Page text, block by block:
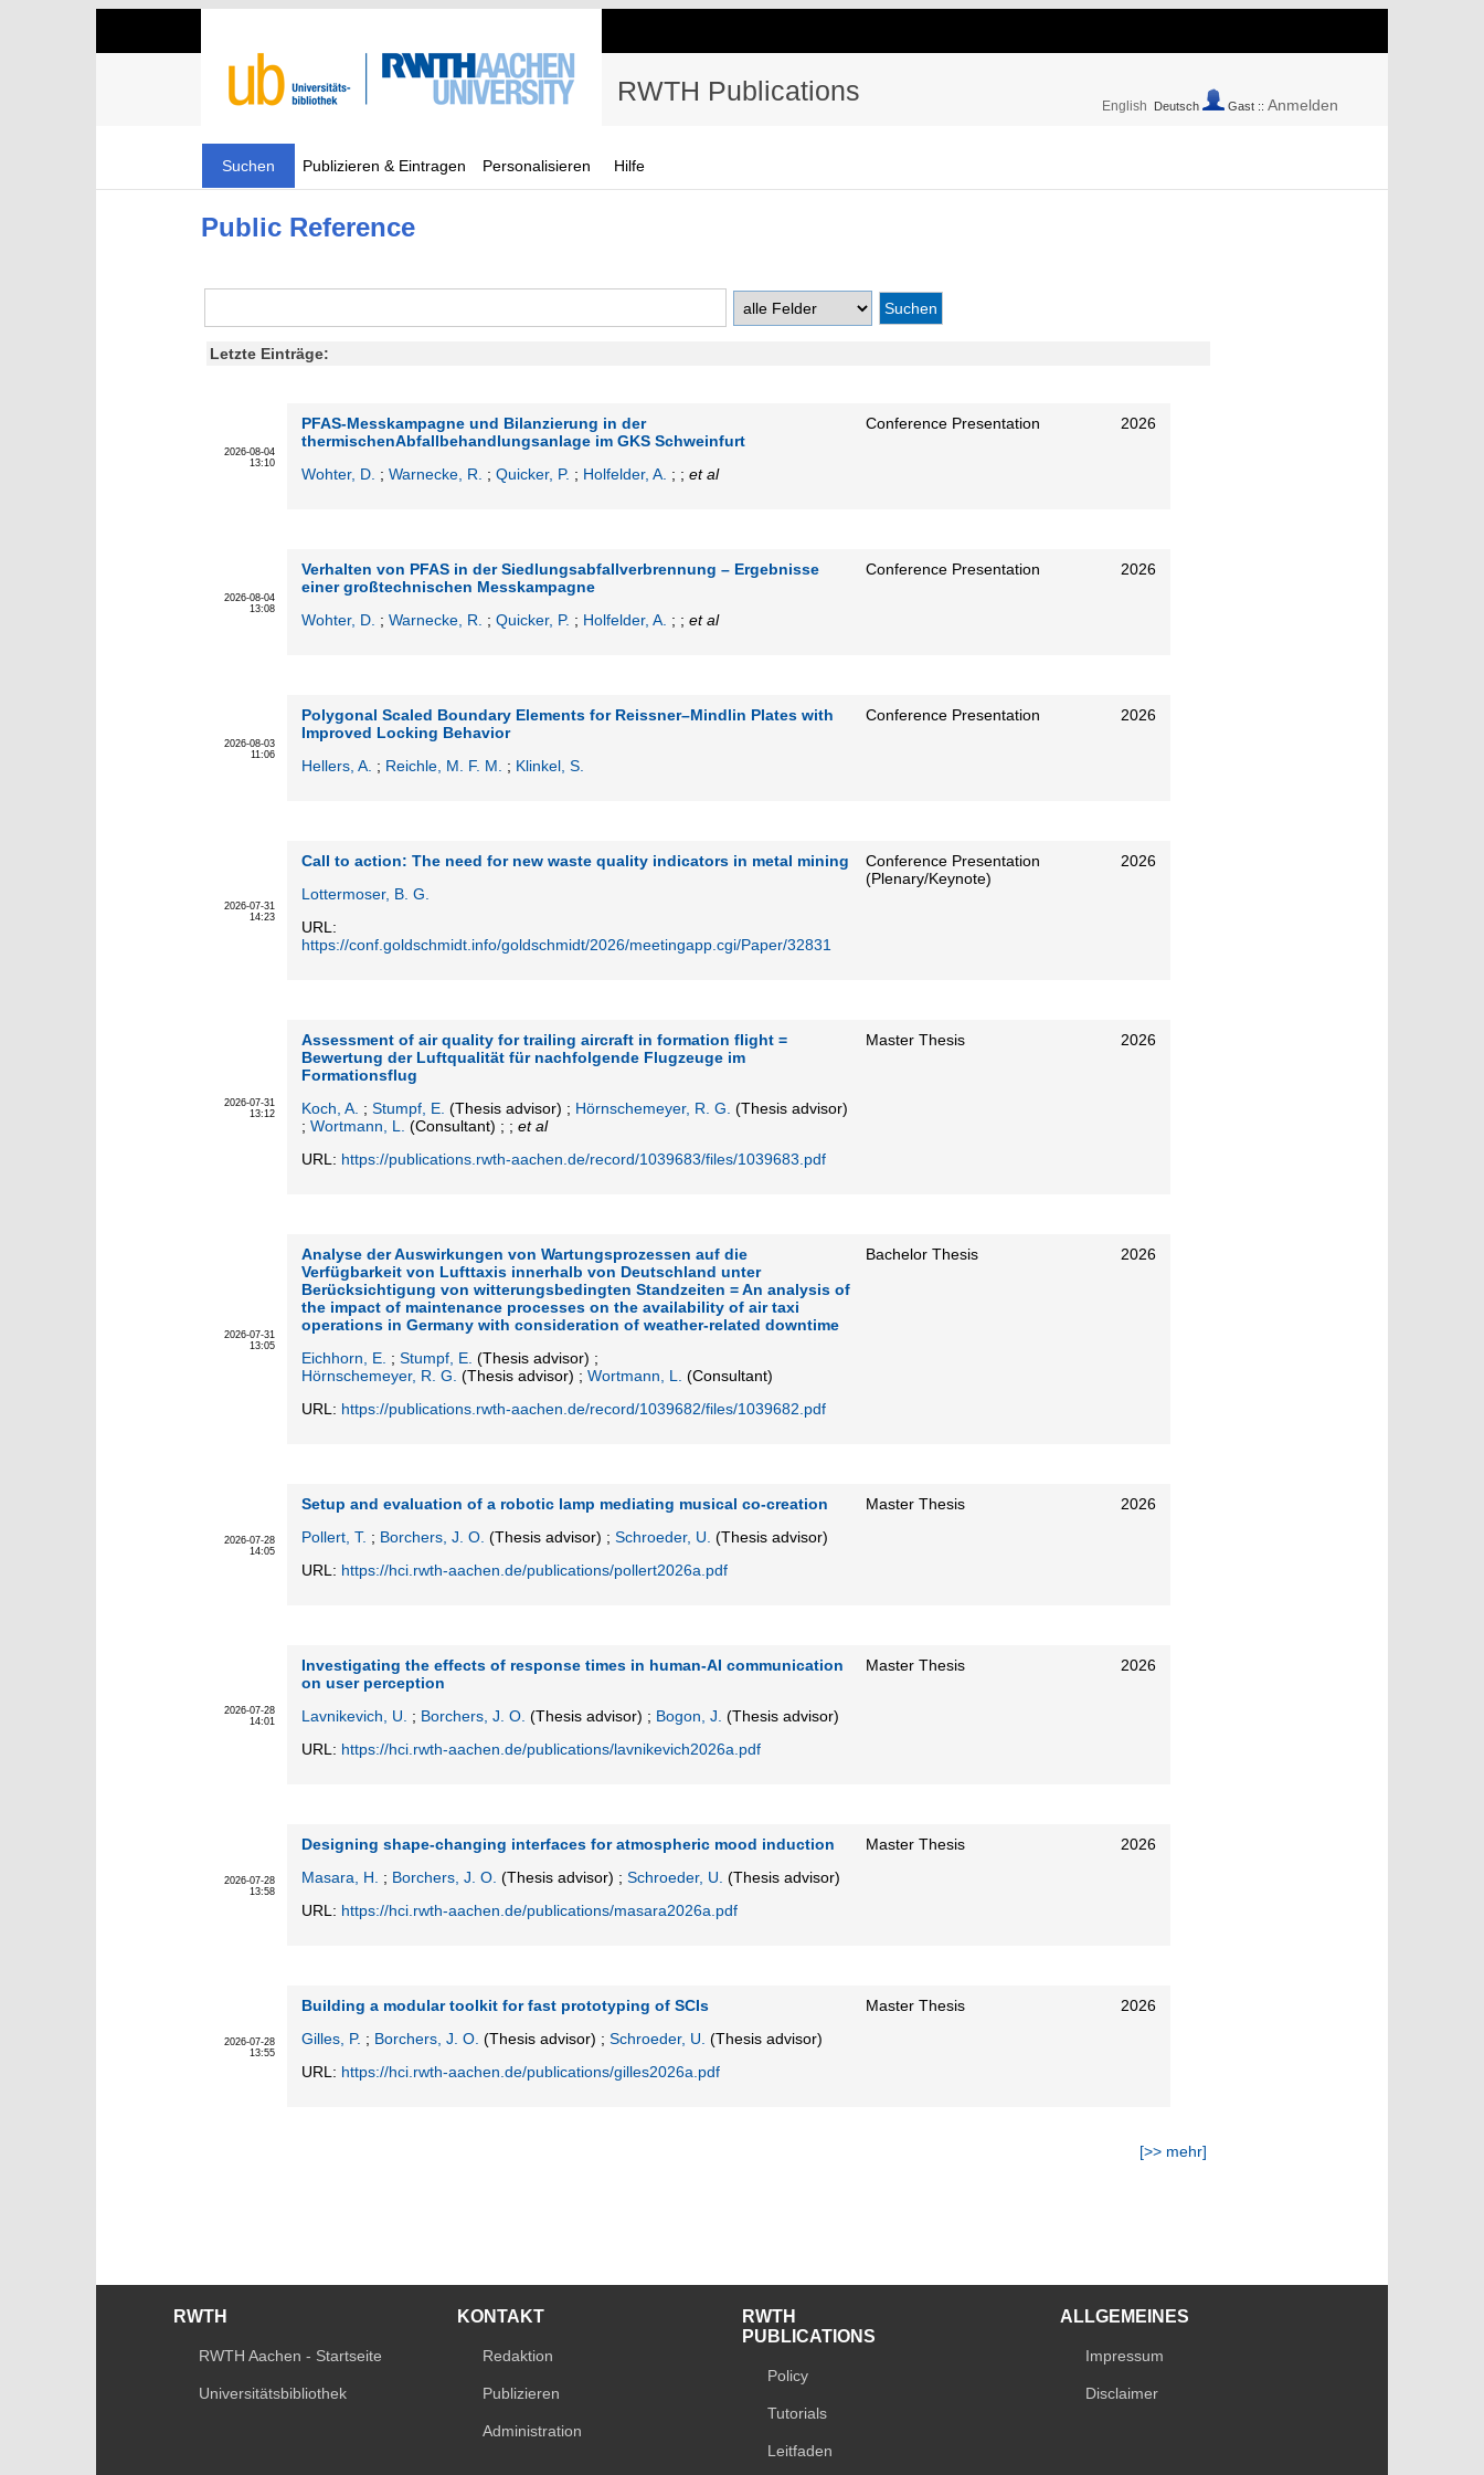
RWTH Publications English Deutsch Gast :: Anmelden
Suchen Publizieren & Eintragen Personalisieren Hilfe
Public Reference
Letzte Einträge:
2026-08-04
13:10
PFAS-Messkampagne und Bilanzierung in der
thermischenAbfallbehandlungsanlage im GKS Schweinfurt
Wohter, D. ; Warnecke, R. ; Quicker, P. ; Holfelder, A. ; ; et al
Conference Presentation 2026
2026-08-04
13:08
Verhalten von PFAS in der Siedlungsabfallverbrennung – Ergebnisse
einer großtechnischen Messkampagne
Wohter, D. ; Warnecke, R. ; Quicker, P. ; Holfelder, A. ; ; et al
Conference Presentation 2026
2026-08-03
11:06
Polygonal Scaled Boundary Elements for Reissner–Mindlin Plates with
Improved Locking Behavior
Hellers, A. ; Reichle, M. F. M. ; Klinkel, S.
Conference Presentation 2026
2026-07-31
14:23
Call to action: The need for new waste quality indicators in metal mining
Lottermoser, B. G.
URL:
https://conf.goldschmidt.info/goldschmidt/2026/meetingapp.cgi/Paper/32831
Conference Presentation
(Plenary/Keynote)
2026
2026-07-31
13:12
Assessment of air quality for trailing aircraft in formation flight =
Bewertung der Luftqualität für nachfolgende Flugzeuge im
Formationsflug
Koch, A. ; Stumpf, E. (Thesis advisor) ; Hörnschemeyer, R. G. (Thesis advisor)
; Wortmann, L. (Consultant) ; ; et al
URL: https://publications.rwth-aachen.de/record/1039683/files/1039683.pdf
Master Thesis 2026
2026-07-31
13:05
Analyse der Auswirkungen von Wartungsprozessen auf die
Verfügbarkeit von Lufttaxis innerhalb von Deutschland unter
Berücksichtigung von witterungsbedingten Standzeiten = An analysis of
the impact of maintenance processes on the availability of air taxi
operations in Germany with consideration of weather-related downtime
Eichhorn, E. ; Stumpf, E. (Thesis advisor) ;
Hörnschemeyer, R. G. (Thesis advisor) ; Wortmann, L.
(Consultant)
URL: https://publications.rwth-aachen.de/record/1039682/files/1039682.pdf
Bachelor Thesis 2026
2026-07-28
14:05
Setup and evaluation of a robotic lamp mediating musical co-creation
Pollert, T. ; Borchers, J. O. (Thesis advisor) ; Schroeder, U. (Thesis advisor)
URL: https://hci.rwth-aachen.de/publications/pollert2026a.pdf
Master Thesis 2026
2026-07-28
14:01
Investigating the effects of response times in human-AI communication
on user perception
Lavnikevich, U.
; Borchers, J. O. (Thesis advisor) ; Bogon, J. (Thesis advisor)
URL: https://hci.rwth-aachen.de/publications/lavnikevich2026a.pdf
Master Thesis 2026
2026-07-28
13:58
Designing shape-changing interfaces for atmospheric mood induction
Masara, H.
; Borchers, J. O. (Thesis advisor) ; Schroeder, U. (Thesis advisor)
URL: https://hci.rwth-aachen.de/publications/masara2026a.pdf
Master Thesis 2026
2026-07-28
13:55
Building a modular toolkit for fast prototyping of SCIs
Gilles, P. ; Borchers, J. O. (Thesis advisor) ; Schroeder, U. (Thesis advisor)
URL: https://hci.rwth-aachen.de/publications/gilles2026a.pdf
Master Thesis 2026
[>> mehr]
RWTH
RWTH Aachen - Startseite
Universitätsbibliothek
KONTAKT
Redaktion
Publizieren
Administration
RWTH
PUBLICATIONS
Policy
Tutorials
Leitfaden
ALLGEMEINES
Impressum
Disclaimer